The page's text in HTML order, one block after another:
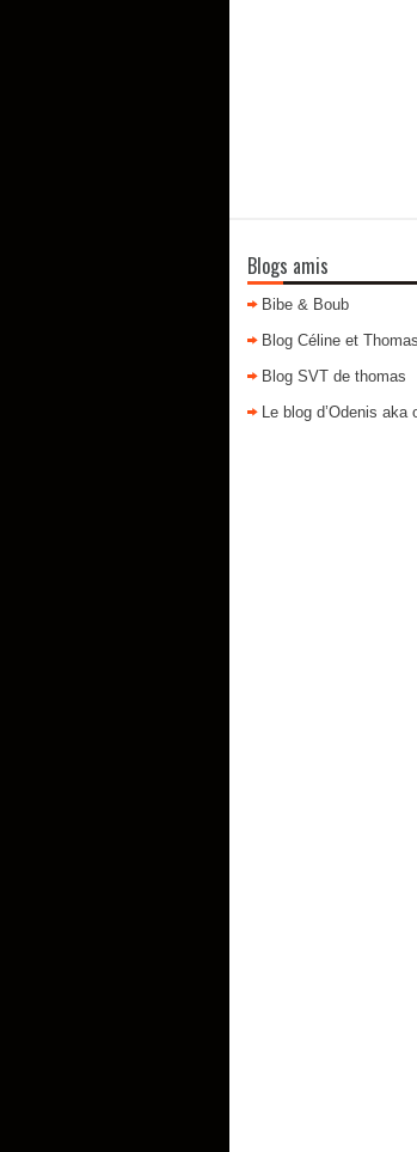
Blogs amis
Bibe & Boub
Blog Céline et Thomas
Blog SVT de thomas
Le blog d’Odenis aka